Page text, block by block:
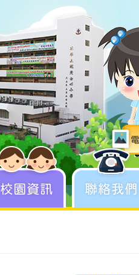
校園資訊 聯絡我們